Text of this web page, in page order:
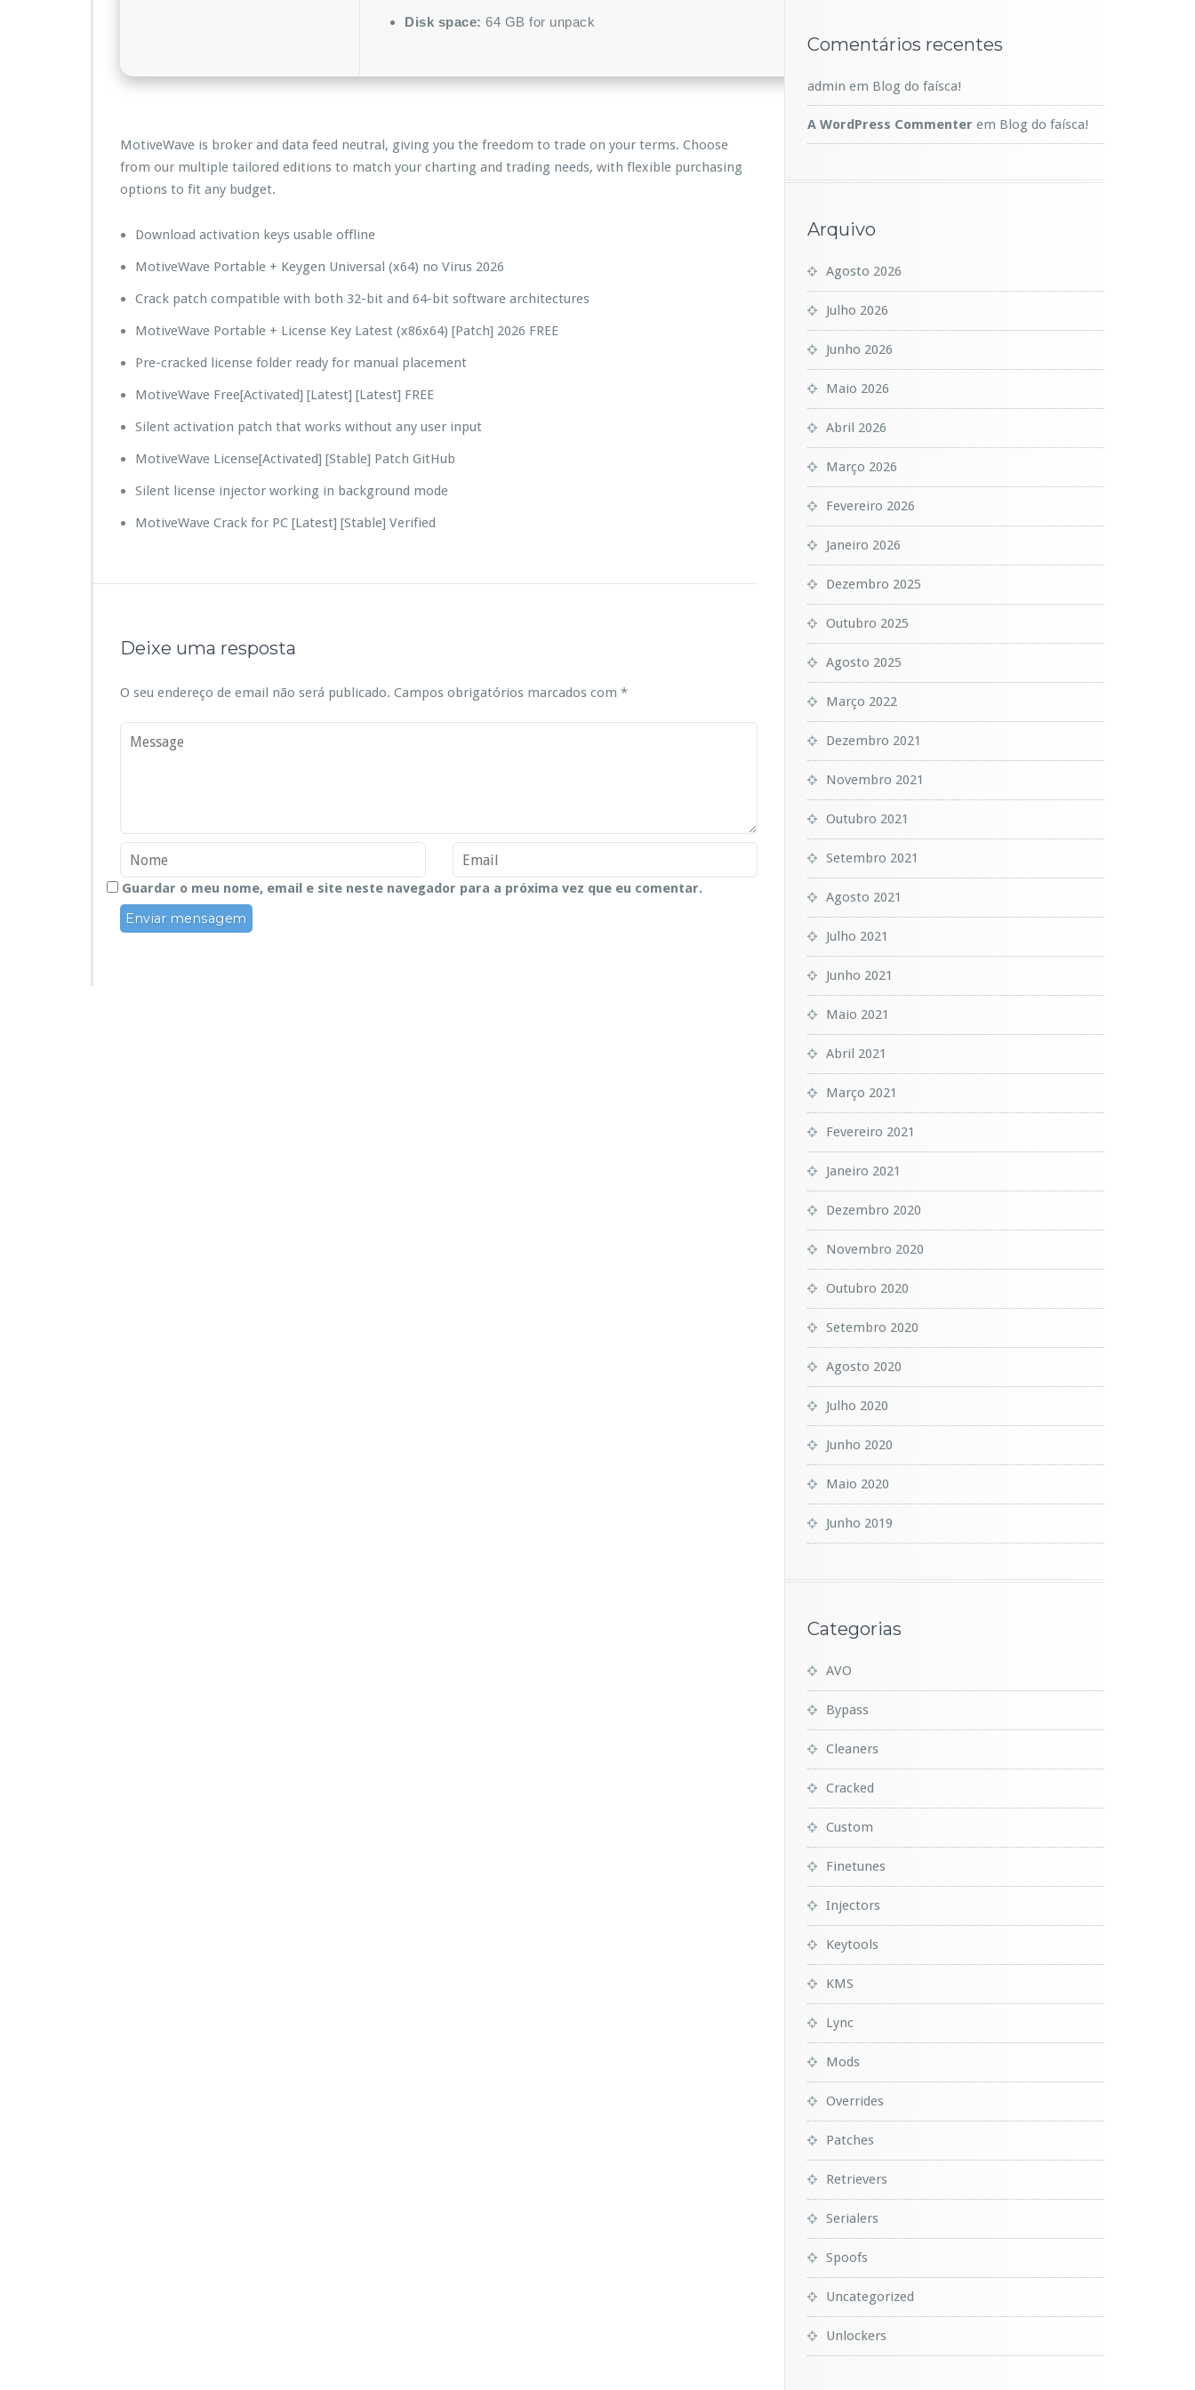
Disk space: 64 GB for unpack
MotiveWave is broker and data feed neutral, giving you the freedom to trade on your terms. Choose
from our multiple tailored editions to match your charting and trading needs, with flexible purchasing
options to fit any budget.
Download activation keys usable offline
MotiveWave Portable + Keygen Universal (x64) no Virus 2026
Crack patch compatible with both 32-bit and 64-bit software architectures
MotiveWave Portable + License Key Latest (x86x64) [Patch] 2026 FREE
Pre-cracked license folder ready for manual placement
MotiveWave Free[Activated] [Latest] [Latest] FREE
Silent activation patch that works without any user input
MotiveWave License[Activated] [Stable] Patch GitHub
Silent license injector working in background mode
MotiveWave Crack for PC [Latest] [Stable] Verified
Deixe uma resposta
O seu endereço de email não será publicado. Campos obrigatórios marcados com *
Guardar o meu nome, email e site neste navegador para a próxima vez que eu comentar.
Comentários recentes
admin em Blog do faísca!
A WordPress Commenter em Blog do faísca!
Arquivo
Agosto 2026
Julho 2026
Junho 2026
Maio 2026
Abril 2026
Março 2026
Fevereiro 2026
Janeiro 2026
Dezembro 2025
Outubro 2025
Agosto 2025
Março 2022
Dezembro 2021
Novembro 2021
Outubro 2021
Setembro 2021
Agosto 2021
Julho 2021
Junho 2021
Maio 2021
Abril 2021
Março 2021
Fevereiro 2021
Janeiro 2021
Dezembro 2020
Novembro 2020
Outubro 2020
Setembro 2020
Agosto 2020
Julho 2020
Junho 2020
Maio 2020
Junho 2019
Categorias
AVO
Bypass
Cleaners
Cracked
Custom
Finetunes
Injectors
Keytools
KMS
Lync
Mods
Overrides
Patches
Retrievers
Serialers
Spoofs
Uncategorized
Unlockers